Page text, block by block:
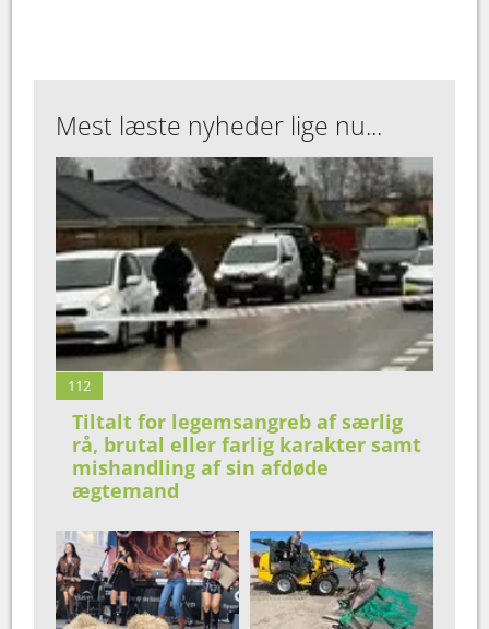
Mest læste nyheder lige nu...
112
Tiltalt for legemsangreb af særlig
rå, brutal eller farlig karakter samt
mishandling af sin afdøde
ægtemand